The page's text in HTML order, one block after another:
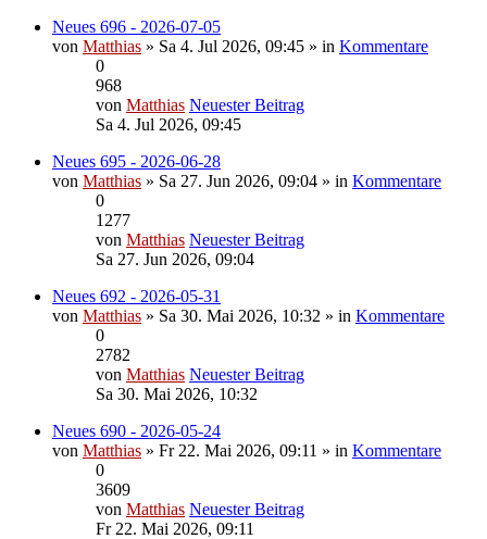
Neues 696 - 2026-07-05
von Matthias » Sa 4. Jul 2026, 09:45 » in Kommentare
0
968
von Matthias Neuester Beitrag
Sa 4. Jul 2026, 09:45
Neues 695 - 2026-06-28
von Matthias » Sa 27. Jun 2026, 09:04 » in Kommentare
0
1277
von Matthias Neuester Beitrag
Sa 27. Jun 2026, 09:04
Neues 692 - 2026-05-31
von Matthias » Sa 30. Mai 2026, 10:32 » in Kommentare
0
2782
von Matthias Neuester Beitrag
Sa 30. Mai 2026, 10:32
Neues 690 - 2026-05-24
von Matthias » Fr 22. Mai 2026, 09:11 » in Kommentare
0
3609
von Matthias Neuester Beitrag
Fr 22. Mai 2026, 09:11